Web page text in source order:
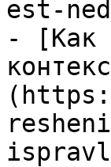
est-
- [Как